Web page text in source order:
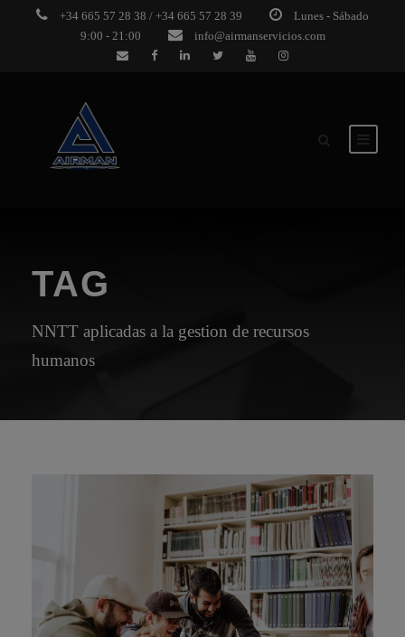
+34 665 57 28 38 / +34 665 57 28 39
Lunes - Sábado
9:00 - 21:00
info@airmanservicios.com
TAG
NNTT aplicadas a la gestion de recursos
humanos